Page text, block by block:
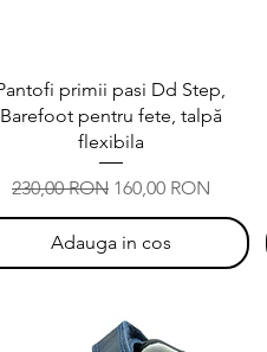
Afișare rapidă
primii pasi Dd Step,
Barefoot pentru fete, talpă
flexibila
Preț normal
230,00 RON Preț redus
160,00 RON
Adauga in cos